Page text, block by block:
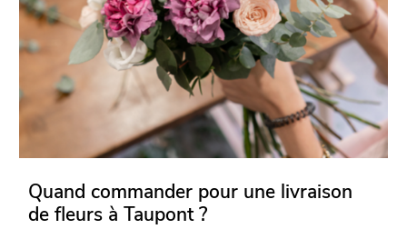
Quand commander pour une livraison
de fleurs à Taupont ?